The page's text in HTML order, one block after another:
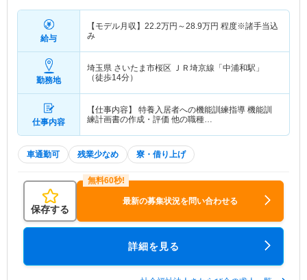
給与
【モデル月収】 22.2万円～28.9万円 程度※諸手当込
み
勤務地
埼玉県 さいたま市桜区 ＪＲ埼京線「中浦和駅」
（徒歩14分）
仕事内容
【仕事内容】 特養入居者への機能訓練指導 機能訓
練計画書の作成・評価 他の職種…
車通勤可 残業少なめ 寮・借り上げ
保存する
最新の募集状況を問い合わせる
詳細を見る